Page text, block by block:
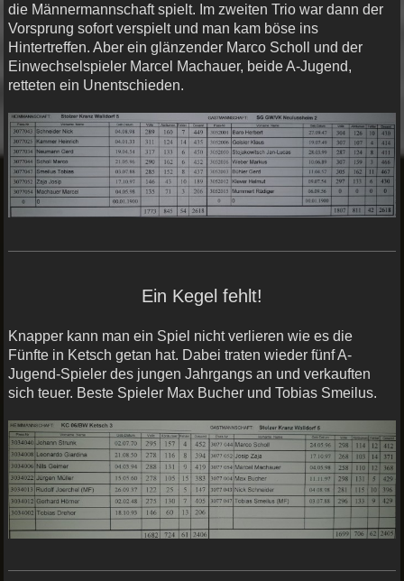
die Männermannschaft spielt. Im zweiten Trio war dann der
Vorsprung sofort verspielt und man kam böse ins
Hintertreffen. Aber ein glänzender Marco Scholl und der
Einwechselspieler Marcel Machauer, beide A-Jugend,
retteten ein Unentschieden.
Ein Kegel fehlt!
Knapper kann man ein Spiel nicht verlieren wie es die
Fünfte in Ketsch getan hat. Dabei traten wieder fünf A-
Jugend-Spieler des jungen Jahrgangs an und verkauften
sich teuer. Beste Spieler Max Bucher und Tobias Smeilus.